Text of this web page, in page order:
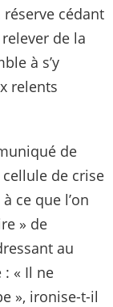
cédant
de la
à s’y
relents
de
de crise
ce que l’on
» de
au
: « Il ne
», ironise-t-il